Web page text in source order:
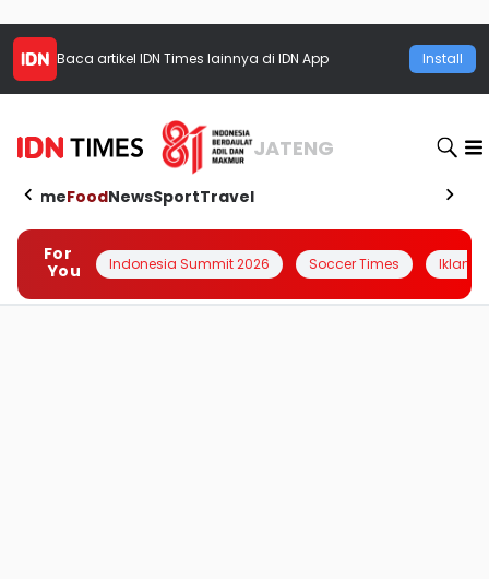
Baca artikel IDN Times lainnya di IDN App Install
JATENG
HomeFoodNewsSportTravel
For
You
Indonesia Summit 2026 Soccer Times Iklanin